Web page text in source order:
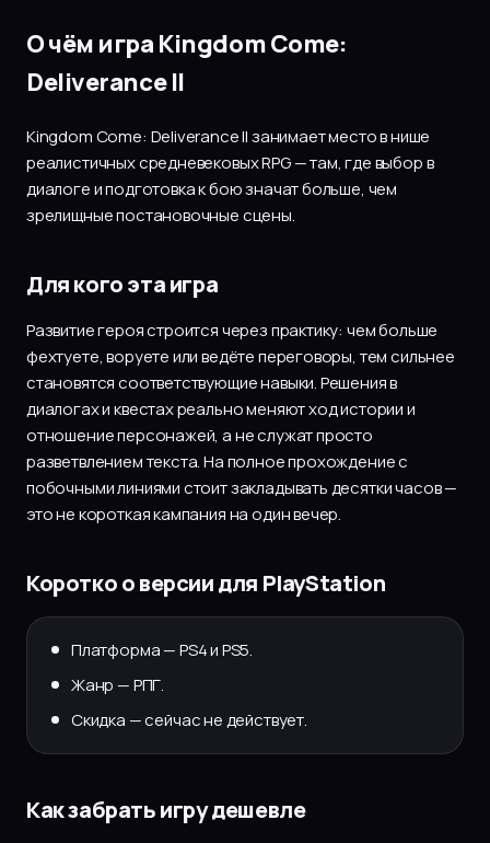
О чём игра Kingdom Come:
Deliverance II
Kingdom Come: Deliverance II занимает место в нише
реалистичных средневековых RPG — там, где выбор в
диалоге и подготовка к бою значат больше, чем
зрелищные постановочные сцены.
Для кого эта игра
Развитие героя строится через практику: чем больше
фехтуете, воруете или ведёте переговоры, тем сильнее
становятся соответствующие навыки. Решения в
диалогах и квестах реально меняют ход истории и
отношение персонажей, а не служат просто
разветвлением текста. На полное прохождение с
побочными линиями стоит закладывать десятки часов —
это не короткая кампания на один вечер.
Коротко о версии для PlayStation
Платформа — PS4 и PS5.
Жанр — РПГ.
Скидка — сейчас не действует.
Как забрать игру дешевле